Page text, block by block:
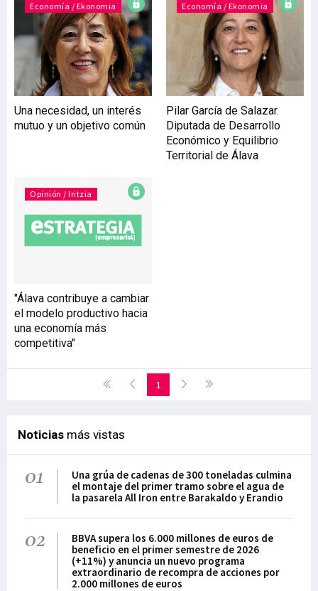
Economía / Ekonomia
Una necesidad, un interés
mutuo y un objetivo común
Economía / Ekonomia
Pilar García de Salazar.
Diputada de Desarrollo
Económico y Equilibrio
Territorial de Álava
Opinión / Iritzia
"Álava contribuye a cambiar
el modelo productivo hacia
una economía más
competitiva"
1
Noticias más vistas
01
Una grúa de cadenas de 300 toneladas culmina
el montaje del primer tramo sobre el agua de
la pasarela All Iron entre Barakaldo y Erandio
02
BBVA supera los 6.000 millones de euros de
beneficio en el primer semestre de 2026
(+11%) y anuncia un nuevo programa
extraordinario de recompra de acciones por
2.000 millones de euros